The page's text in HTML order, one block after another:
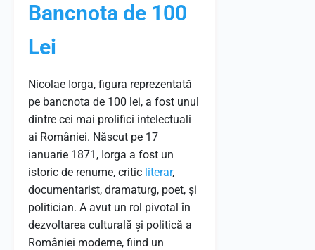
Bancnota de 100
Lei
Nicolae Iorga, figura reprezentată
pe bancnota de 100 lei, a fost unul
dintre cei mai prolifici intelectuali
ai României. Născut pe 17
ianuarie 1871, Iorga a fost un
istoric de renume, critic literar,
documentarist, dramaturg, poet, și
politician. A avut un rol pivotal în
dezvoltarea culturală și politică a
României moderne, fiind un